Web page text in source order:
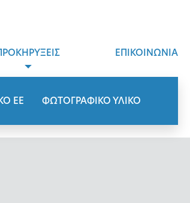
ΕΠΙΚΟΙΝΩΝΙΑ
ΕΕ ΦΩΤΟΓΡΑΦΙΚΟ ΥΛΙΚΟ